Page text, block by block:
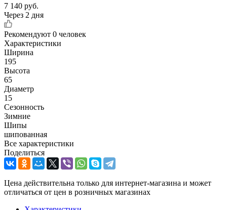
7 140 руб.
Через 2 дня
Рекомендуют 0 человек
Характеристики
Ширина
195
Высота
65
Диаметр
15
Сезонность
Зимние
Шипы
шипованная
Все характеристики
Поделиться
Цена действительна только для интернет-магазина и может
отличаться от цен в розничных магазинах